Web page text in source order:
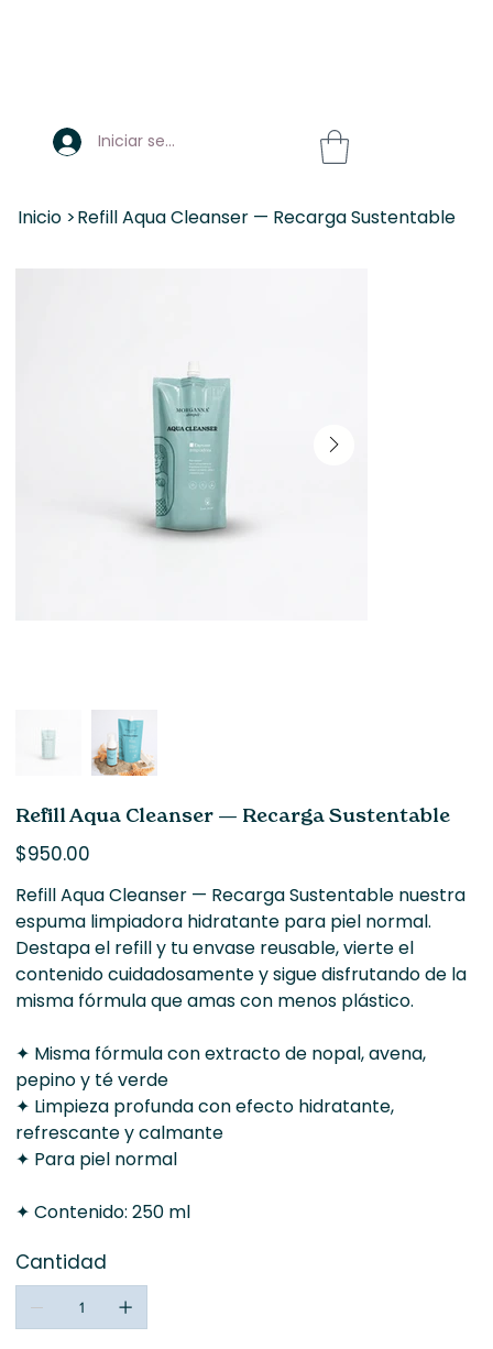
Iniciar sesión
Inicio >Refill Aqua Cleanser — Recarga Sustentable
Refill Aqua Cleanser — Recarga Sustentable
Precio
$950.00
Refill Aqua Cleanser — Recarga Sustentable nuestra
espuma limpiadora hidratante para piel normal.
Destapa el refill y tu envase reusable, vierte el
contenido cuidadosamente y sigue disfrutando de la
misma fórmula que amas con menos plástico.
✦ Misma fórmula con extracto de nopal, avena,
pepino y té verde
✦ Limpieza profunda con efecto hidratante,
refrescante y calmante
✦ Para piel normal
✦ Contenido: 250 ml
Cantidad